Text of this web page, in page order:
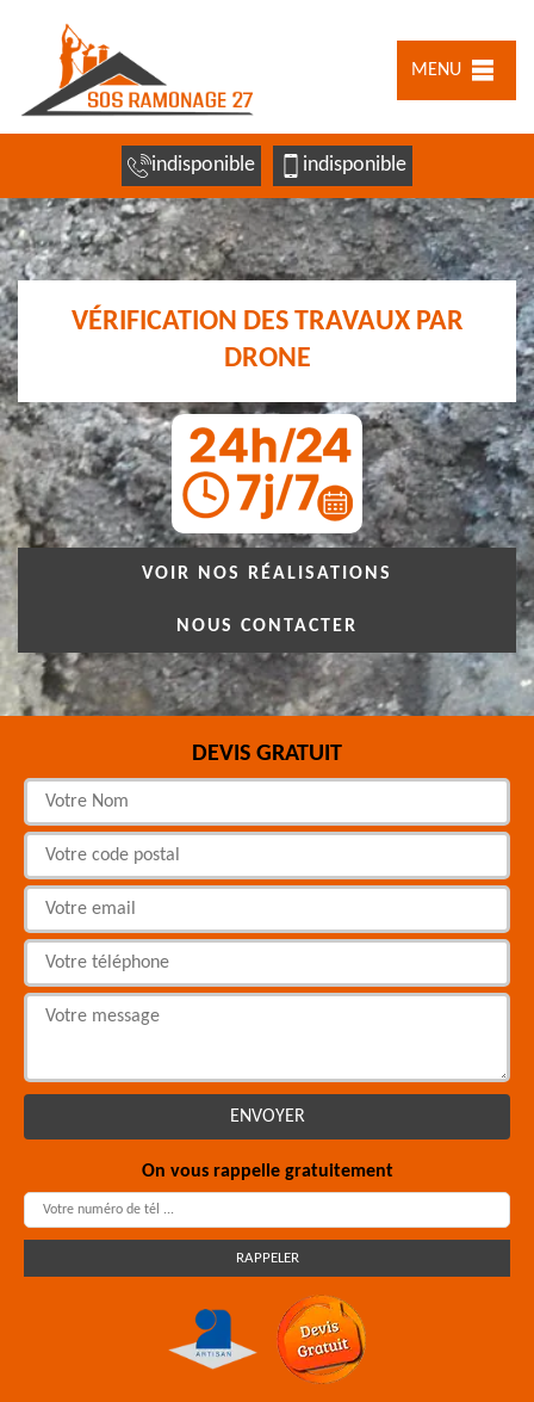
MENU
indisponible indisponible
VÉRIFICATION DES TRAVAUX PAR
DRONE
VOIR NOS RÉALISATIONS
NOUS CONTACTER
DEVIS GRATUIT
On vous rappelle gratuitement